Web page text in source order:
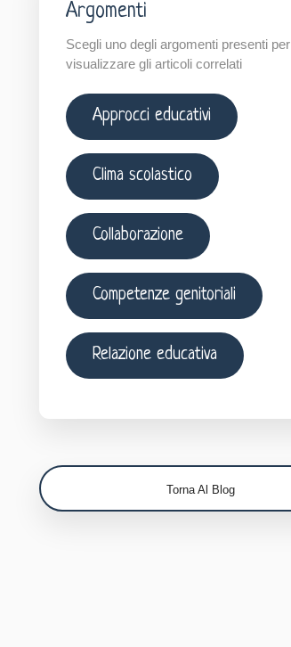
Argomenti
Scegli uno degli argomenti presenti per
visualizzare gli articoli correlati
Approcci educativi
Clima scolastico
Collaborazione
Competenze genitoriali
Relazione educativa
Torna Al Blog